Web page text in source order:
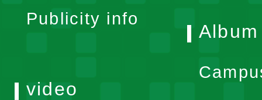
Publicity info
Album
video